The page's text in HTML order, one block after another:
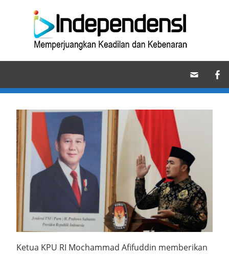
Memperjuangkan
dan
Kebenaran
Ketua KPU RI Mochammad Afifuddin memberikan